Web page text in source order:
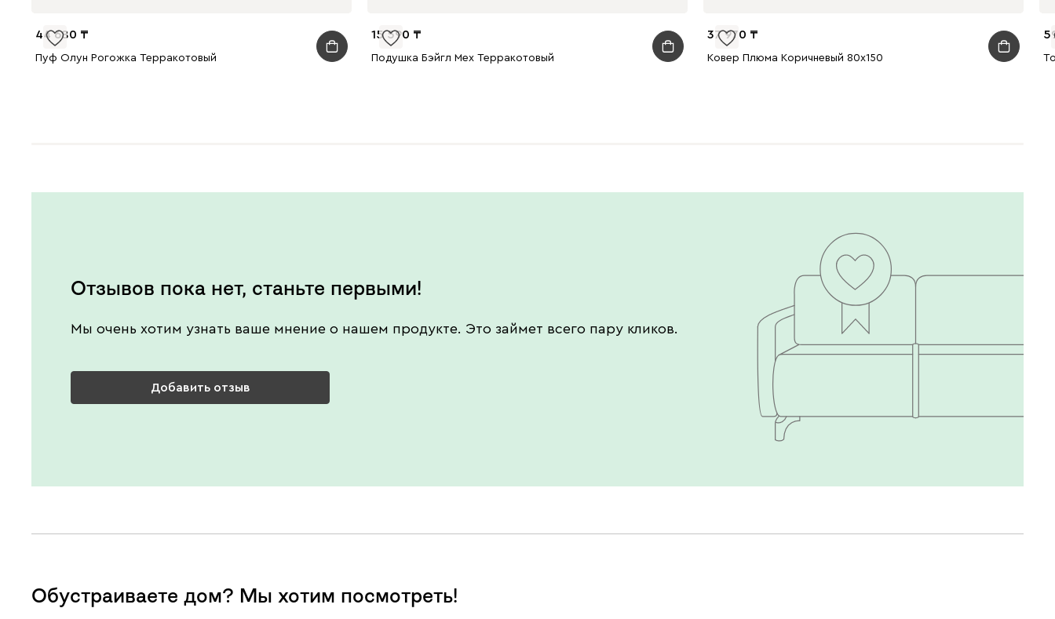
44 680
Пуф Олун Рогожка Терракотовый
15 590
Подушка Бэйгл Мех Терракотовый
37 970
Ковер Плюма Коричневый 80x150
Отзывов пока нет, станьте первыми!
Мы очень хотим узнать ваше мнение о нашем продукте. Это займет всего пару кликов.
Добавить отзыв
Обустраиваете дом? Мы хотим посмотреть!